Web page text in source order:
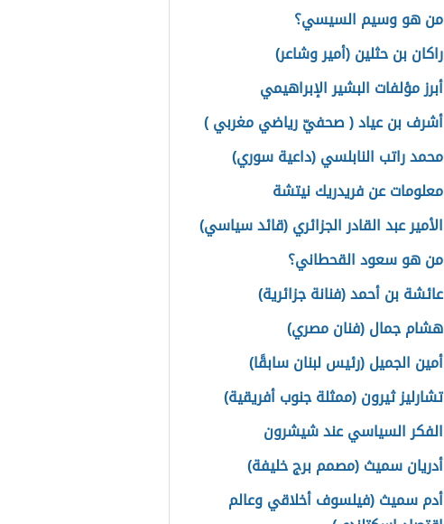
من هو وسيم السيسي؟
راكان بن حثلين (أمير وشاعر)
أبرز مؤلفات البشير الإبراهيمي
أشرف بن عياد ( صحفيّ رياضي مغربي )
محمد راتب النابلسي (داعية سوري)
معلومات عن فريدريك نيتشة
الأمير عبد القادر الجزائري (قائد سياسي)
من هو سعود القحطاني؟
عائشة بن أحمد (فنانة جزائرية)
هشام جمال (فنان مصري)
أمين الجميل (رئيس لبنان سابقًا)
تشارليز ثيرون (ممثلة جنوب أفريقية)
الفكر السياسي عند شيشرون
أدريان سميث (مصمم برج خليفة)
أدم سميث (فيلسوف أخلاقي وعالم